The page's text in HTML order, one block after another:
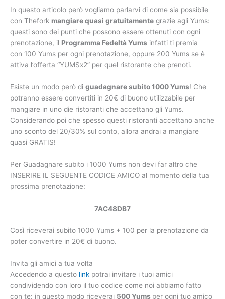
In questo articolo però vogliamo parlarvi di come sia possibile
con Thefork mangiare quasi gratuitamente grazie agli Yums:
questi sono dei punti che possono essere ottenuti con ogni
prenotazione, il Programma Fedeltà Yums infatti ti premia
con 100 Yums per ogni prenotazione, oppure 200 Yums se è
attiva l’offerta “YUMSx2” per quel ristorante che prenoti.
Esiste un modo però di guadagnare subito 1000 Yums! Che
potranno essere convertiti in 20€ di buono utilizzabile per
mangiare in uno die ristoranti che accettano gli Yums.
Considerando poi che spesso questi ristoranti accettano anche
uno sconto del 20/30% sul conto, allora andrai a mangiare
quasi GRATIS!
Per Guadagnare subito i 1000 Yums non devi far altro che
INSERIRE IL SEGUENTE CODICE AMICO al momento della tua
prossima prenotazione:
7AC48DB7
Così riceverai subito 1000 Yums + 100 per la prenotazione da
poter convertire in 20€ di buono.
Invita gli amici a tua volta
Accedendo a questo link potrai invitare i tuoi amici
condividendo con loro il tuo codice come noi abbiamo fatto
con te: in questo modo riceverai 500 Yums per ogni tuo amico